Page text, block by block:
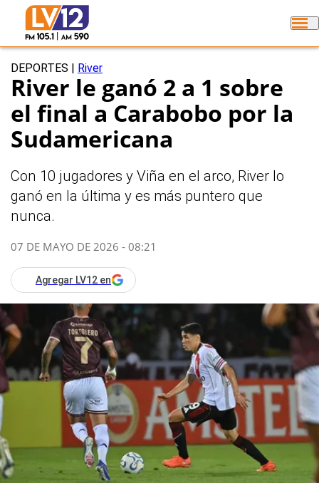
DEPORTES River
River le ganó 2 a 1 sobre
el final a Carabobo por la
Sudamericana
Con 10 jugadores y Viña en el arco, River lo
ganó en la última y es más puntero que
nunca.
07 DE MAYO DE 2026 - 08:21
Agregar LV12 en